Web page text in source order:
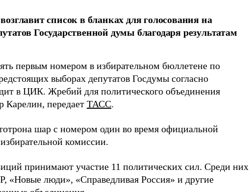
список в бланках для голосования на
Государственной думы благодаря результатам
первым номером в избирательном бюллетене по
выборах депутатов Госдумы согласно
в ЦИК. Жребий для политического объединения
Карелин, передает ТАСС.
шар с номером один во время официальной
комиссии.
принимают участие 11 политических сил. Среди них
люди», «Справедливая Россия» и другие